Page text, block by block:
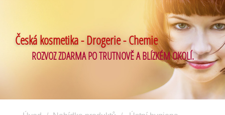
Česká kosmetika - Drogerie - Chemie
ROZVOZ ZDARMA PO TRUTNOVĚ A BLÍZKÉM OKOLÍ.